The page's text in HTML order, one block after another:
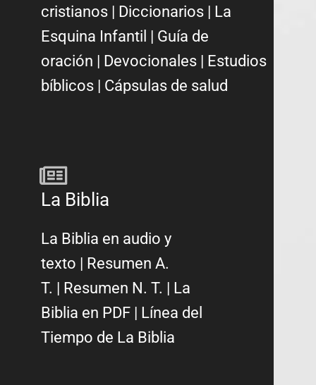
cristianos | Diccionarios | La
Esquina Infantil | Guía de
oración | Devocionales | Estudios
bíblicos | Cápsulas de salud
La Biblia
La Biblia en audio y
texto
Resumen A.
T.
Resumen N. T.
La
Biblia en PDF
Línea del
Tiempo de La Biblia